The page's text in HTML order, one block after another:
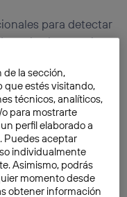
para detectar
y la clave está en
reducida en un
de un negocio
es algo que se ha
en este
enauditoría y
en este punto
de la sección,
que estés visitando,
técnicos, analíticos,
para mostrarte
perfil elaborado a
Puedes aceptar
individualmente
Asimismo, podrás
momento desde
obtener información